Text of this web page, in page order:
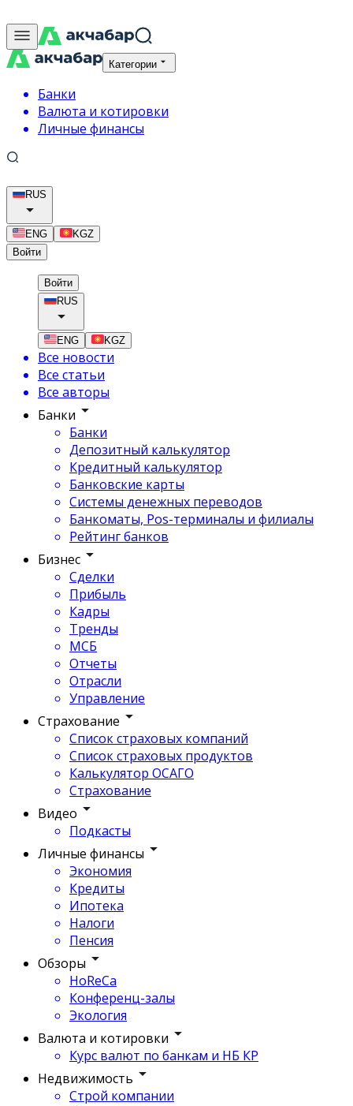
Категории
Банки
Валюта и котировки
Личные финансы
RUS
ENG
KGZ
Войти
Войти
RUS
ENG KGZ
Все новости
Все статьи
Все авторы
Банки
Банки
Депозитный калькулятор
Кредитный калькулятор
Банковские карты
Системы денежных переводов
Банкоматы, Pos-терминалы и филиалы
Рейтинг банков
Бизнес
Сделки
Прибыль
Кадры
Тренды
МСБ
Отчеты
Отрасли
Управление
Страхование
Список страховых компаний
Список страховых продуктов
Калькулятор ОСАГО
Страхование
Видео
Подкасты
Личные финансы
Экономия
Кредиты
Ипотека
Налоги
Пенсия
Обзоры
HoReCa
Конференц-залы
Экология
Валюта и котировки
Курс валют по банкам и НБ КР
Недвижимость
Строй компании